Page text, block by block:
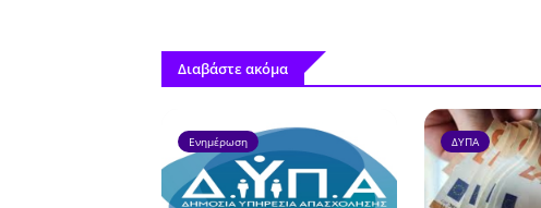
Διαβάστε ακόμα
Ενημέρωση ΔΥΠΑ